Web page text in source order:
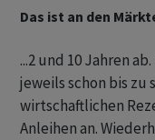
Das ist an den
...2 und 10 Jahren
jeweils schon bis zu
wirtschaftlichen
Anleihen an.